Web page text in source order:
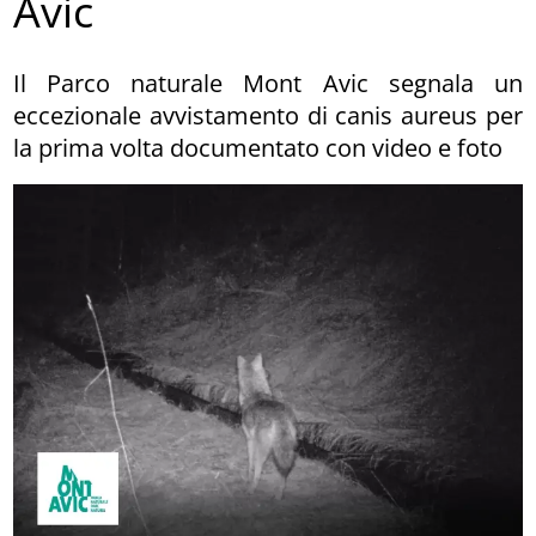
Avic
Il Parco naturale Mont Avic segnala un
eccezionale avvistamento di canis aureus per
la prima volta documentato con video e foto